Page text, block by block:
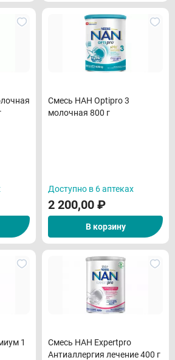
Смесь НАН Optipro 3
молочная 800 г
Доступно в 6 аптеках
2 200,00 ₽
В корзину
1
Смесь НАН Expertpro
Антиаллергия лечение 400 г